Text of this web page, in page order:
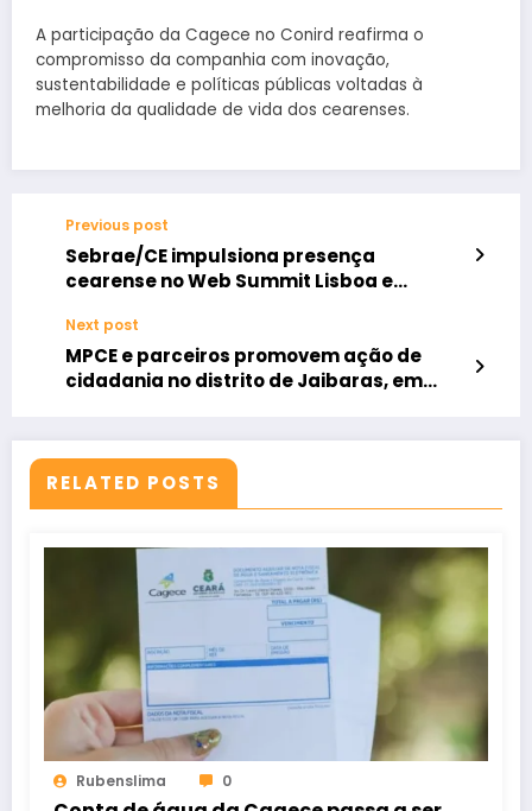
A participação da Cagece no Conird reafirma o
compromisso da companhia com inovação,
sustentabilidade e políticas públicas voltadas à
melhoria da qualidade de vida dos cearenses.
Previous post
Sebrae/CE impulsiona presença
cearense no Web Summit Lisboa e
estado
Next post
MPCE e parceiros promovem ação de
cidadania no distrito de Jaibaras, em
RELATED POSTS
Rubenslima 0